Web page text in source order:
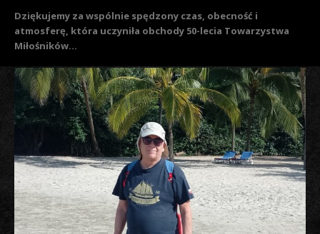
Dziękujemy za wspólnie spędzony czas, obecność i
atmosferę, która uczyniła obchody 50-lecia Towarzystwa
Miłośników...